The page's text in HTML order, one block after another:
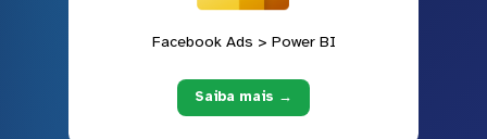
Facebook Ads > Power BI
Saiba mais →